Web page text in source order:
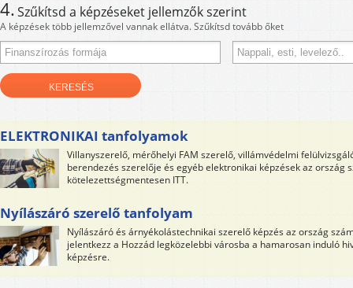
4.Szűkítsd a képzéseket jellemzők szerint
A képzések több jellemzővel vannak ellátva. Szűkítsd tovább őket
ELEKTRONIKAI tanfolyamok
Villanyszerelő, mérőhelyi FAM szerelő, villámvédelmi
berendezés szerelője és egyéb elektronikai képzések az ország
kötelezettségmentesen ITT.
Nyílászáró szerelő tanfolyam
Nyílászáró és árnyékolástechnikai szerelő képzés az ország
jelentkezz a Hozzád legközelebbi városba a hamarosan induló
képzésre.